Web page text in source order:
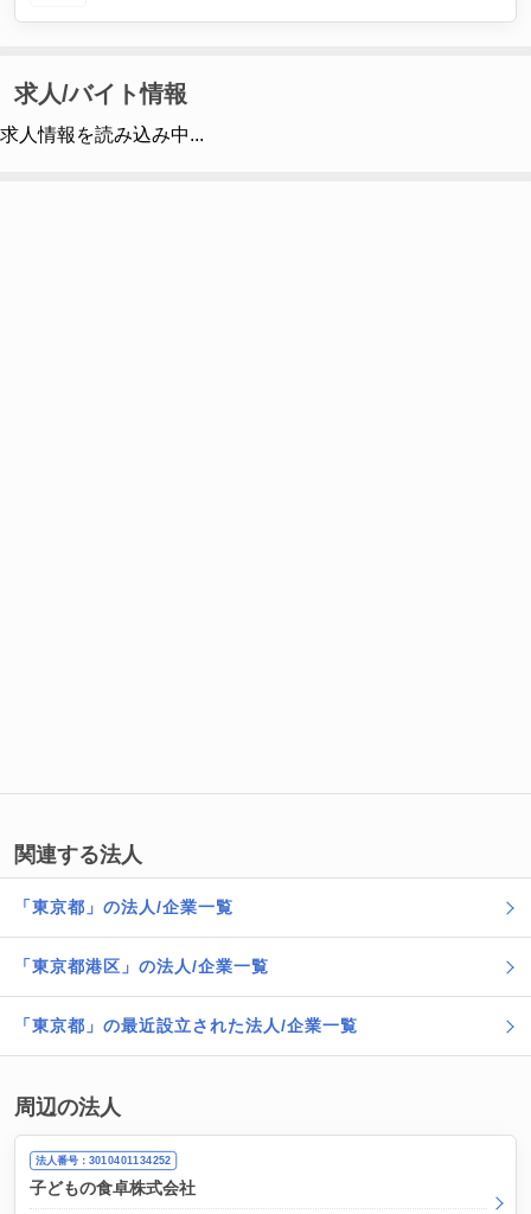
求人/バイト情報
求人情報を読み込み中...
関連する法人
「東京都」の法人/企業一覧
「東京都港区」の法人/企業一覧
「東京都」の最近設立された法人/企業一覧
周辺の法人
法人番号：3010401134252
子どもの食卓株式会社